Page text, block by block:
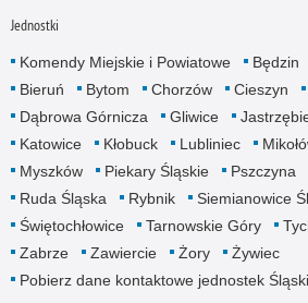
Jednostki
Komendy Miejskie i Powiatowe Będzin
Bieruń
Bytom Chorzów Cieszyn
Dąbrowa Górnicza
Gliwice
Katowice
Kłobuck Lubliniec
Myszków
Piekary Śląskie Pszczyna
Ruda Śląska
Rybnik Siemianowice
Świętochłowice
Tarnowskie Góry
Zabrze
Zawiercie Żory
Żywiec
Pobierz dane kontaktowe jednostek